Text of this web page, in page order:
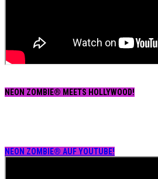
NEON ZOMBIE® MEETS HOLLYWOOD!
NEON ZOMBIE® AUF YOUTUBE!